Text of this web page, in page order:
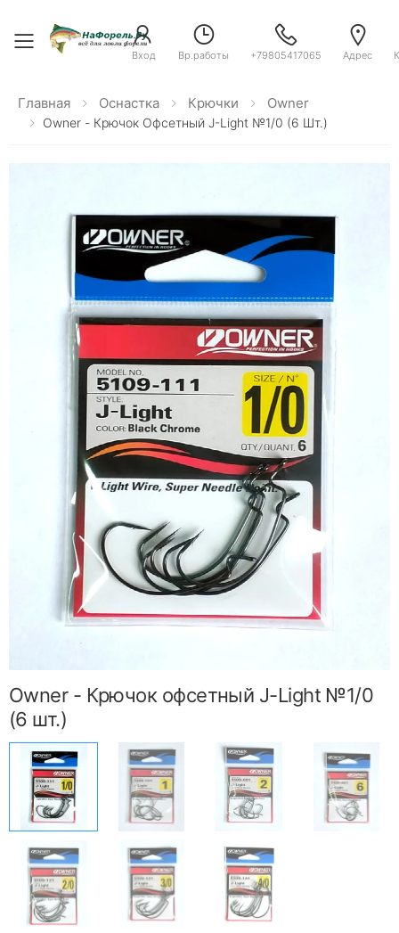
Toggle menu
Вход Вр.работы +79805417065 Адрес
Главная Оснастка Крючки Owner
Owner - Крючок Офсетный J-Light №1/0 (6 Шт.)
Owner - Крючок офсетный J-Light №1/0
(6 шт.)